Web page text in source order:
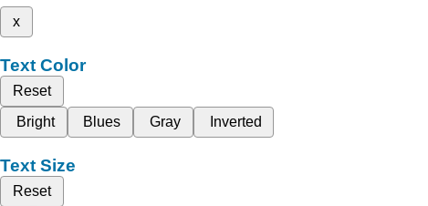
x
Text Color
Reset
Bright
Blues Gray Inverted
Text Size
Reset